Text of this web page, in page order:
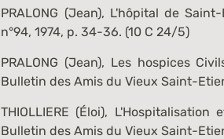
PRALONG (Jean), L'hôpital de Saint-
n°94, 1974, p. 34-36. (10 C 24/5)
PRALONG (Jean), Les hospices
Bulletin des Amis du Vieux Saint-
THIOLLIERE (Éloi), L'Hospitalisation
Bulletin des Amis du Vieux Saint-